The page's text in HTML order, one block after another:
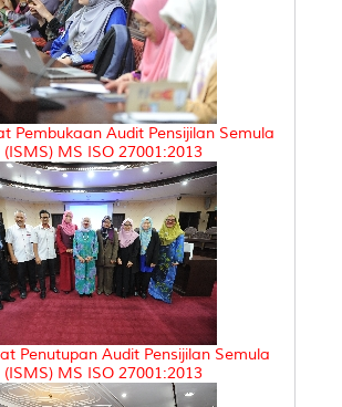
Pembukaan Audit Pensijilan Semula
(ISMS) MS ISO 27001:2013
Penutupan Audit Pensijilan Semula
(ISMS) MS ISO 27001:2013